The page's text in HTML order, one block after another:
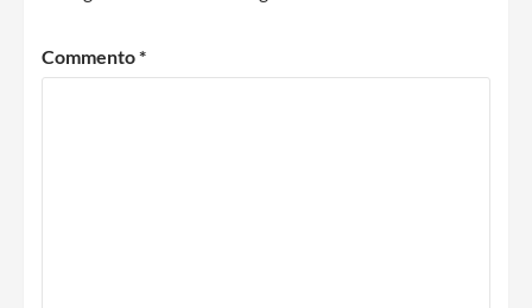
Commento*